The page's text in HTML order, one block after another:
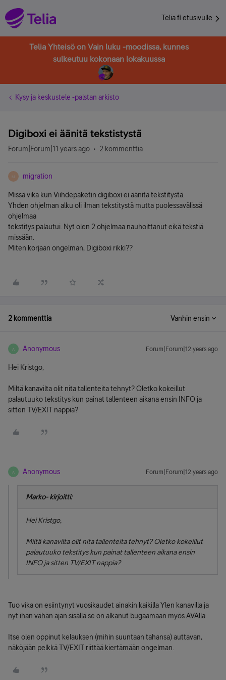
Telia.fi etusivulle
Telia Yhteisö on Vain luku -moodissa, kunnes
sulkeutuu kokonaan lokakuussa
Kysy ja keskustele -palstan arkisto
Digiboxi ei äänitä tekstistystä
Forum|Forum|11 years ago 2 kommenttia
M migration
Missä vika kun Viihdepaketin digiboxi ei äänitä tekstitystä.
Yhden ohjelman alku oli ilman tekstitystä mutta puolessavälissä
ohjelmaa
tekstitys palautui. Nyt olen 2 ohjelmaa nauhoittanut eikä tekstiä
missään.
Miten korjaan ongelman, Digiboxi rikki??
2 kommenttia Vanhin ensin
A Anonymous Forum|Forum|12 years ago
Hei Kristgo,
Miltä kanavilta olit nita tallenteita tehnyt? Oletko kokeillut
palautuuko tekstitys kun painat tallenteen aikana ensin INFO ja
sitten TV/EXIT nappia?
A Anonymous Forum|Forum|12 years ago
Marko- kirjoitti:
Hei Kristgo,
Miltä kanavilta olit nita tallenteita tehnyt? Oletko kokeillut
palautuuko tekstitys kun painat tallenteen aikana ensin
INFO ja sitten TV/EXIT nappia?
Tuo vika on esiintynyt vuosikaudet ainakin kaikilla Ylen kanavilla ja
nyt ihan vähän ajan sisällä se on alkanut bugaamaan myös AVAlla.
Itse olen oppinut kelauksen (mihin suuntaan tahansa) auttavan,
näköjään pelkkä TV/EXIT riittää kiertämään ongelman.